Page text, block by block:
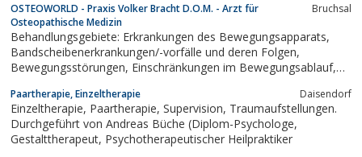
OSTEOWORLD - Praxis Volker Bracht D.O.M. - Arzt für
Osteopathische Medizin
Bruchsal
Behandlungsgebiete: Erkrankungen des Bewegungsapparats,
Bandscheibenerkrankungen/-vorfälle und deren Folgen,
Bewegungsstörungen, Einschränkungen im Bewegungsablauf,
chronische und akute Schmerzen, Neuralgien, Tinnitus,
chronische Kopfschmerzen, Schwindel, Migräne,...
Paartherapie, Einzeltherapie Daisendorf
Einzeltherapie, Paartherapie, Supervision, Traumaufstellungen.
Durchgeführt von Andreas Büche (Diplom-Psychologe,
Gestalttherapeut, Psychotherapeutischer Heilpraktiker